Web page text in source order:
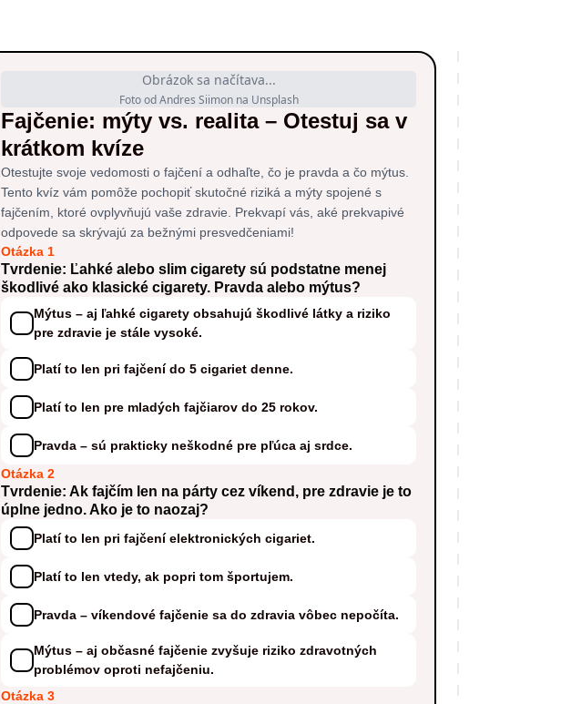
Obrázok sa načítava...
Foto od Andres Siimon na Unsplash
Fajčenie: mýty vs. realita – Otestuj sa v
krátkom kvíze
Otestujte svoje vedomosti o fajčení a odhaľte, čo je pravda a čo mýtus.
Tento kvíz vám pomôže pochopiť skutočné riziká a mýty spojené s
fajčením, ktoré ovplyvňujú vaše zdravie. Prekvapí vás, aké prekvapivé
odpovede sa skrývajú za bežnými presvedčeniami!
Otázka 1
Tvrdenie: Ľahké alebo slim cigarety sú podstatne menej
škodlivé ako klasické cigarety. Pravda alebo mýtus?
Mýtus – aj ľahké cigarety obsahujú škodlivé látky a riziko
pre zdravie je stále vysoké.
Platí to len pri fajčení do 5 cigariet denne.
Platí to len pre mladých fajčiarov do 25 rokov.
Pravda – sú prakticky neškodné pre pľúca aj srdce.
Otázka 2
Tvrdenie: Ak fajčím len na párty cez víkend, pre zdravie je to
úplne jedno. Ako je to naozaj?
Platí to len pri fajčení elektronických cigariet.
Platí to len vtedy, ak popri tom športujem.
Pravda – víkendové fajčenie sa do zdravia vôbec nepočíta.
Mýtus – aj občasné fajčenie zvyšuje riziko zdravotných
problémov oproti nefajčeniu.
Otázka 3